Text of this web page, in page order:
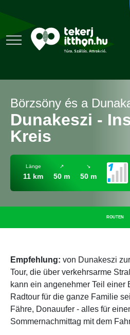
Börzsöny és a
Dunakeszi -
Kreis
Länge
11 km
↗
50 m
↘
50 m
ROUTEN
Empfehlung: von Dunakeszi
Tour, die über verkehrsarme
kann ein angenehmer Teil einer
Radtour für die ganze Familie
Fähre, Donauufer - alles für
Sommernachmittag mit dem